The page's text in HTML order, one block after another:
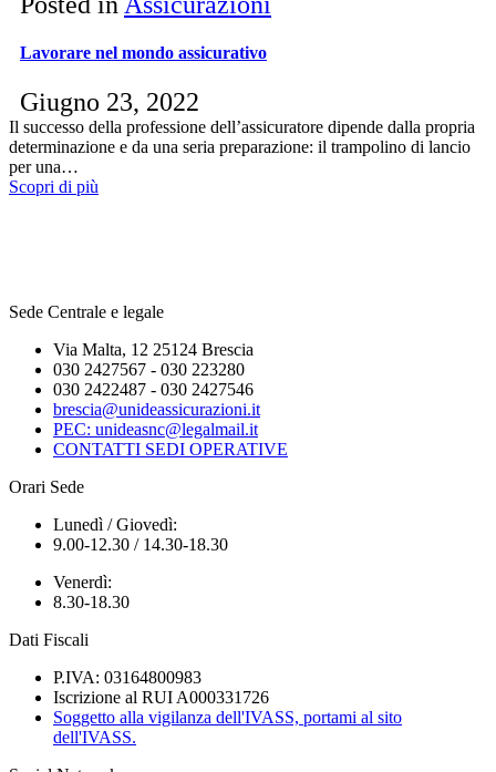
Lavorare nel mondo assicurativo
Giugno 23, 2022
Il successo della professione dell’assicuratore dipende dalla propria
determinazione e da una seria preparazione: il trampolino di lancio
per una…
Scopri di più
Sede Centrale e legale
Via Malta, 12 25124 Brescia
030 2427567 - 030 223280
030 2422487 - 030 2427546
brescia@unideassicurazioni.it
PEC: unideasnc@legalmail.it
CONTATTI SEDI OPERATIVE
Orari Sede
Lunedì / Giovedì:
9.00-12.30 / 14.30-18.30
Venerdì:
8.30-18.30
Dati Fiscali
P.IVA: 03164800983
Iscrizione al RUI A000331726
Soggetto alla vigilanza dell'IVASS, portami al sito
dell'IVASS.